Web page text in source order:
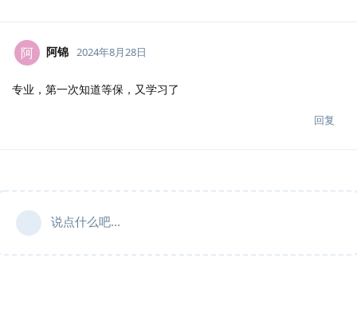
阿 阿锦 2024年8月28日
专业，第一次知道等保，又学习了
回复
说点什么吧...